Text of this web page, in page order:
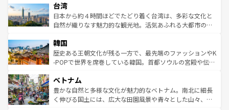
ならではの贅沢な旅のスタイルだ。 なお、新着のアメリカ
情報はコンテンツ一覧を参照してほしい。
れるおもてなしの心で訪れる人々を迎えてくれるハワイの
人々、おいしいローカルフードやハワイアンミュージッ
ク、伝統的なフラダンスなど、すべてがハワイの魅力を彩
ワイを、存分に味わってほしい。 なお、新着のハワイ情報
はコンテンツ一覧を参照してほしい。
リアリーフや大陸中央部にそびえるウルル（エアーズロッ
ク）、タスマニアの美しい原生林やケアンズの熱帯雨林な
ど、見どころがたくさん。また、カフェやワイン、オージ
いる。アクティビティも充実しており、サーフィンやダイ
ビング、ハイキングなど、アウトドア好きにはたまらな
い。オーストラリアの多彩な魅力を存分に味わいつくそ
参照してほしい。
台湾
日本から約４時間ほどでたどり着く台湾は、多彩な文化と
自然が織りなす魅力的な観光地。活気あふれる大都市の台
ン）、静ひつな山岳地帯である台湾東部など、都市の喧騒
と山間の静けさが共存しており、訪れる人に新しい発見と
驚きをもたらしてくれる。また、奥深い台湾の食文化も魅
容にもいいと評判のスイーツなど、バラエティ豊かな料理
が味わえる。 なお、新着の台湾情報は コンテンツ一覧を参
照してほしい。
韓国
歴史ある王朝文化が残る一方で、最先端のファッションやK
-POPで世界を席巻している韓国。首都ソウルの宮殿や伝統
き、地方に足を延ばせば四季折々の自然美を楽しむことが
できる。そして、キムチや焼肉、絶品のストリートフード
まで、さまざまな韓国料理が待っている。夜には、韓国な
ベトナム
豊かな自然と多様な文化が魅力的なベトナム。南北に細長
く伸びる国土には、広大な田園風景や青々とした山々、世